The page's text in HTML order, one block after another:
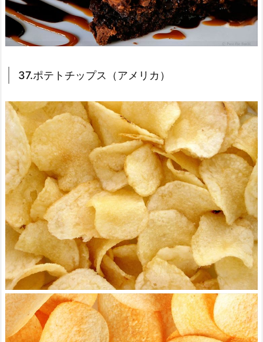
37.ポテトチップス（アメリカ）